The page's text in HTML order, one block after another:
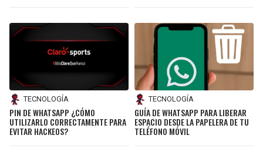
TECNOLOGÍA
PIN DE WHATSAPP ¿CÓMO
UTILIZARLO CORRECTAMENTE PARA
EVITAR HACKEOS?
TECNOLOGÍA
GUÍA DE WHATSAPP PARA LIBERAR
ESPACIO DESDE LA PAPELERA DE TU
TELÉFONO MÓVIL